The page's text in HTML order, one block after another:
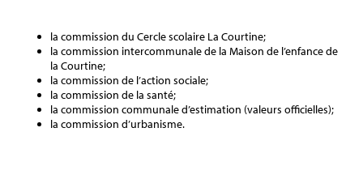
la commission du Cercle scolaire La Courtine;
la commission intercommunale de la Maison de l’enfance de
la Courtine;
la commission de l’action sociale;
la commission de la santé;
la commission communale d’estimation (valeurs officielles);
la commission d’urbanisme.